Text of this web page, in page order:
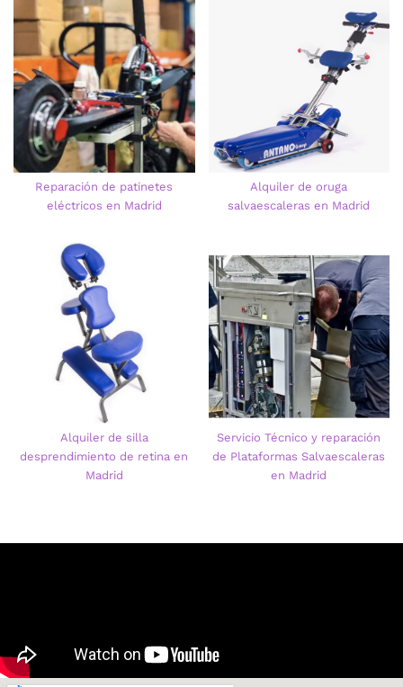
Reparación de patinetes
eléctricos en Madrid
Alquiler de oruga
salvaescaleras en Madrid
Alquiler de silla
desprendimiento de retina en
Madrid
Servicio Técnico y reparación
de Plataformas Salvaescaleras
en Madrid